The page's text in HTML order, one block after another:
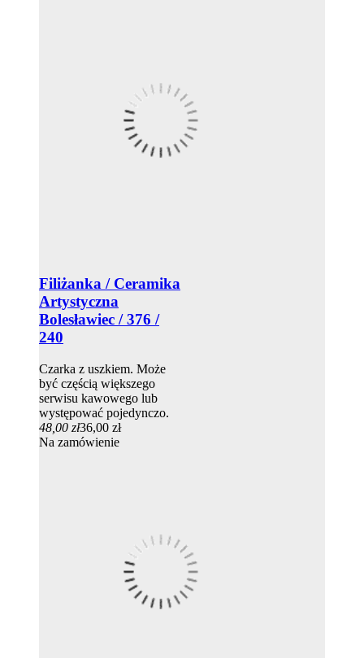
Filiżanka / Ceramika
Artystyczna
Bolesławiec / 376 /
240
Czarka z uszkiem. Może
być częścią większego
serwisu kawowego lub
występować pojedynczo.
48,00 zł36,00 zł
Na zamówienie